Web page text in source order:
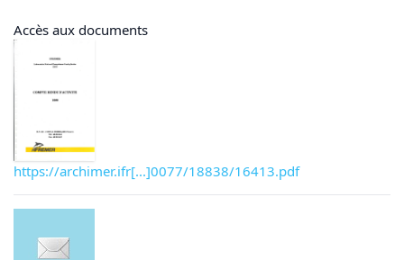
Accès aux documents
https://archimer.ifr[...]0077/18838/16413.pdf